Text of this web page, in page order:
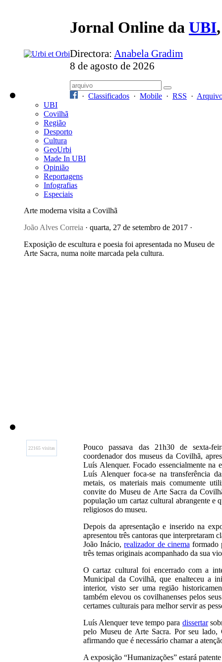
Jornal Online da UBI
Directora: Anabela Gradim
8 de agosto de 2026
· Classificados · Mobile · RSS ·
UBI
Covilhã
Região
Desporto
Cultura
GeoUrbi
Made In UBI
Opinião
Reportagens
Infografias
Especiais
Arte moderna visita a Covilhã
João Alves Correia · quarta, 27 de setembro de 2017 ·
Exposição de escultura e poesia foi apresentada no Museu de
Arte Sacra, numa noite marcada pela cultura.
22165 visitas
Pouco passava das 21h30 de sexta-
coordenador dos museus da Covilhã,
Luís Alenquer. Focado essencialmente na
Luís Alenquer foca-se na transferência
metais, os materiais mais comumente
convite do Museu de Arte Sacra da
população um cartaz cultural abrangente e
religiosos do museu.
Depois da apresentação e inserido na
apresentou três cantoras que interpretaram
João Inácio,realizador de cinema formado
três temas originais acompanhado da sua
O cartaz cultural foi encerrado com a
Municipal da Covilhã, que enalteceu a
interior, visto ser uma região
também elevou os covilhanenses pelos
certames culturais para melhor servir as
Luís Alenquer teve tempo para dissertar
pelo Museu de Arte Sacra. Por seu
afirmando que é necessário chamar a
A exposição “Humanizações” estará